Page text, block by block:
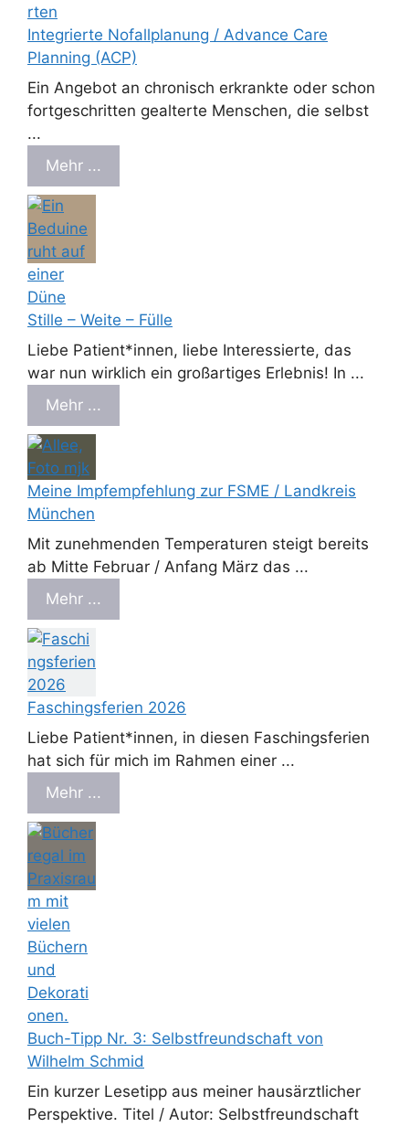
Integrierte Nofallplanung / Advance Care
Planning (ACP)
Ein Angebot an chronisch erkrankte oder schon
fortgeschritten gealterte Menschen, die selbst
...
Mehr ...
Stille – Weite – Fülle
Liebe Patient*innen, liebe Interessierte, das
war nun wirklich ein großartiges Erlebnis! In ...
Mehr ...
Meine Impfempfehlung zur FSME / Landkreis
München
Mit zunehmenden Temperaturen steigt bereits
ab Mitte Februar / Anfang März das ...
Mehr ...
Faschingsferien 2026
Liebe Patient*innen, in diesen Faschingsferien
hat sich für mich im Rahmen einer ...
Mehr ...
Buch-Tipp Nr. 3: Selbstfreundschaft von
Wilhelm Schmid
Ein kurzer Lesetipp aus meiner hausärztlicher
Perspektive. Titel / Autor: Selbstfreundschaft